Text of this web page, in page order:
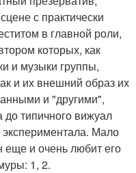
с практически
в главной роли,
которых, как
и музыки группы,
и их внешний образ их
и "другими",
до типичного вижуал
Мало
еще и очень любит его
1, 2.